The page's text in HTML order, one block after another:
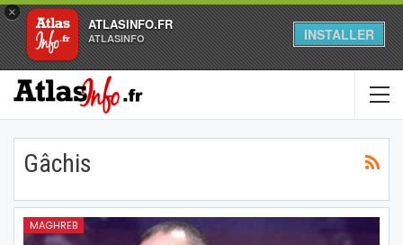
×
ATLASINFO.FR
ATLASINFO INSTALLER
Gâchis
MAGHREB